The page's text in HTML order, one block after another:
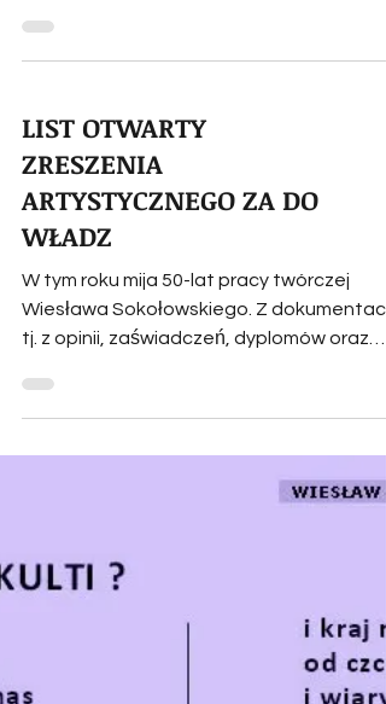
LIST OTWARTY
ZRESZENIA
ARTYSTYCZNEGO ZA DO
WŁADZ
W tym roku mija 50-lat pracy twórczej
Wiesława Sokołowskiego. Z dokumentacji
tj. z opinii, zaświadczeń, dyplomów oraz